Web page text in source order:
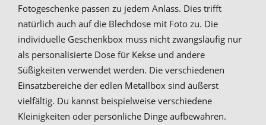
Fotogeschenke passen zu jedem Anlass. Dies trifft
natürlich auch auf die Blechdose mit Foto zu. Die
individuelle Geschenkbox muss nicht zwangsläufig nur
als personalisierte Dose für Kekse und andere
Süßigkeiten verwendet werden. Die verschiedenen
Einsatzbereiche der edlen Metallbox sind äußerst
vielfältig. Du kannst beispielweise verschiedene
Kleinigkeiten oder persönliche Dinge aufbewahren.